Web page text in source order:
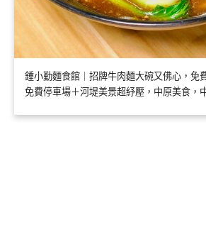
鍾小勤麵食館｜招牌牛肉麵大碗又佛心，免
免費停車場＋河堤美景超紓壓，中原美食，